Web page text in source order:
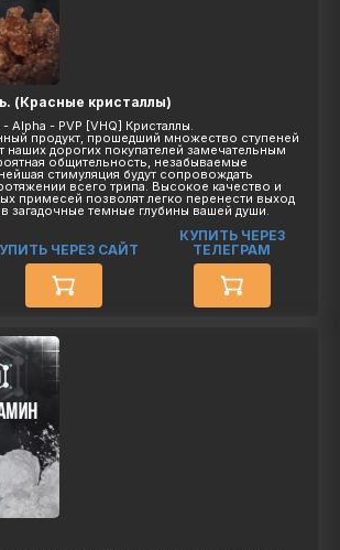
(Красные кристаллы)
Alpha - PVP [VHQ] Кристаллы.
продукт, прошедший множество ступеней
наших дорогих покупателей замечательным
общительность, незабываемые
стимуляция будут сопровождать
всего трипа. Высокое качество и
примесей позволят легко перенести выход
загадочные темные глубины вашей души.
ЧЕРЕЗ САЙТ
КУПИТЬ ЧЕРЕЗ
ТЕЛЕГРАМ